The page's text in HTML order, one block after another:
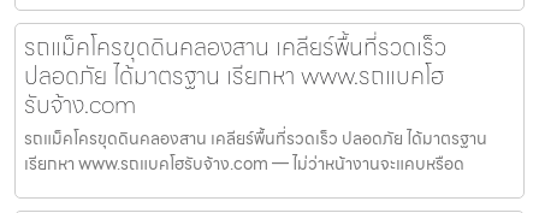
รถแม็คโครขุดดินคลองสาน เคลียร์พื้นที่รวดเร็ว
ปลอดภัย ได้มาตรฐาน เรียกหา www.รถแบคโฮ
รับจ้าง.com
รถแม็คโครขุดดินคลองสาน เคลียร์พื้นที่รวดเร็ว ปลอดภัย ได้มาตรฐาน
เรียกหา www.รถแบคโฮรับจ้าง.com — ไม่ว่าหน้างานจะแคบหรือด